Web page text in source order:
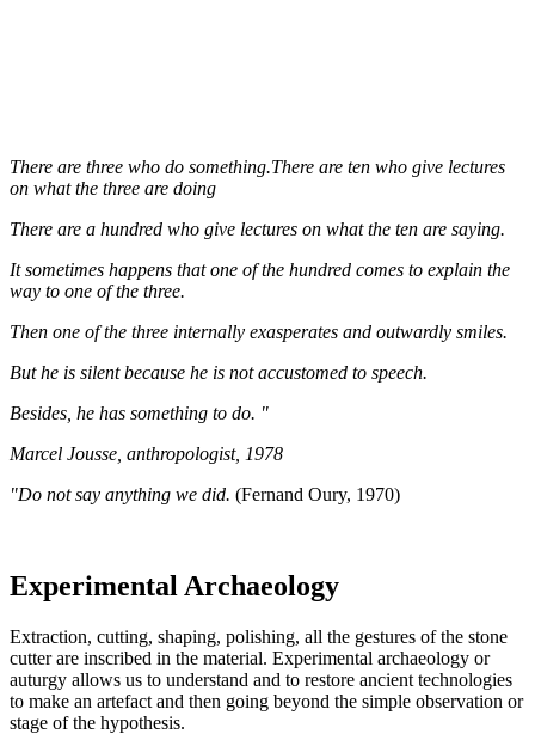
There are three who do something.There are ten who give lectures
on what the three are doing
There are a hundred who give lectures on what the ten are saying.
It sometimes happens that one of the hundred comes to explain the
way to one of the three.
Then one of the three internally exasperates and outwardly smiles.
But he is silent because he is not accustomed to speech.
Besides, he has something to do. "
Marcel Jousse, anthropologist, 1978
"Do not say anything we did. (Fernand Oury, 1970)
Experimental Archaeology
Extraction, cutting, shaping, polishing, all the gestures of the stone
cutter are inscribed in the material. Experimental archaeology or
auturgy allows us to understand and to restore ancient technologies
to make an artefact and then going beyond the simple observation or
stage of the hypothesis.